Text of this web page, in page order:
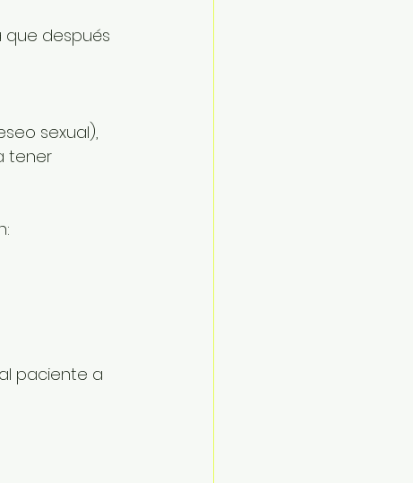
que después
sexual),
tener
al paciente a